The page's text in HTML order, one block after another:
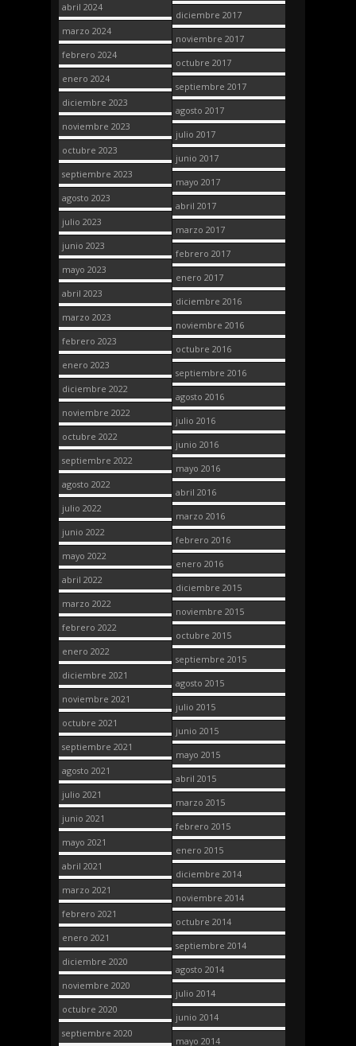
abril 2024
marzo 2024
febrero 2024
enero 2024
diciembre 2023
noviembre 2023
octubre 2023
septiembre 2023
agosto 2023
julio 2023
junio 2023
mayo 2023
abril 2023
marzo 2023
febrero 2023
enero 2023
diciembre 2022
noviembre 2022
octubre 2022
septiembre 2022
agosto 2022
julio 2022
junio 2022
mayo 2022
abril 2022
marzo 2022
febrero 2022
enero 2022
diciembre 2021
noviembre 2021
octubre 2021
septiembre 2021
agosto 2021
julio 2021
junio 2021
mayo 2021
abril 2021
marzo 2021
febrero 2021
enero 2021
diciembre 2020
noviembre 2020
octubre 2020
septiembre 2020
diciembre 2017
noviembre 2017
octubre 2017
septiembre 2017
agosto 2017
julio 2017
junio 2017
mayo 2017
abril 2017
marzo 2017
febrero 2017
enero 2017
diciembre 2016
noviembre 2016
octubre 2016
septiembre 2016
agosto 2016
julio 2016
junio 2016
mayo 2016
abril 2016
marzo 2016
febrero 2016
enero 2016
diciembre 2015
noviembre 2015
octubre 2015
septiembre 2015
agosto 2015
julio 2015
junio 2015
mayo 2015
abril 2015
marzo 2015
febrero 2015
enero 2015
diciembre 2014
noviembre 2014
octubre 2014
septiembre 2014
agosto 2014
julio 2014
junio 2014
mayo 2014